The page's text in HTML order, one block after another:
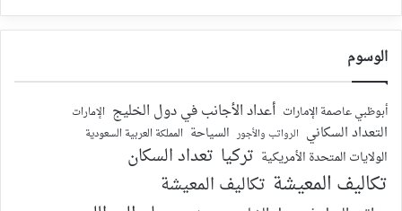
الوسوم
أبوظبي عاصمة الإمارات أعداد الأجانب في دول الخليج الإمارات
التعداد السكاني الرواتب والأجور السياحة المملكة العربية السعودية
الولايات المتحدة الأمريكية تركيا تعداد السكان
تكاليف المعيشة تكاليف المعيشة